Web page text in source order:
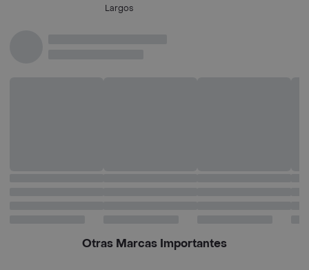
Largos
Otras Marcas Importantes